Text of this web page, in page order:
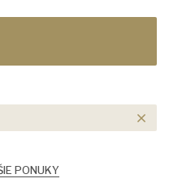
PONUKY